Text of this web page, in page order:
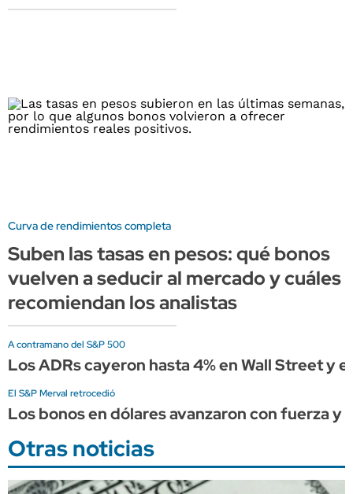
Curva de rendimientos completa
Suben las tasas en pesos: qué bonos
vuelven a seducir al mercado y cuáles
recomiendan los analistas
A contramano del S&P 500
Los ADRs cayeron hasta 4% en Wall Street y
El S&P Merval retrocedió
Los bonos en dólares avanzaron con fuerza y
Otras noticias